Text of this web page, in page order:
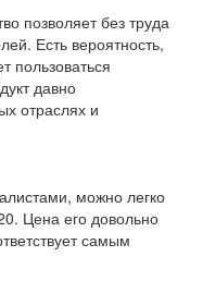
позволяет без труда
Есть вероятность,
пользоваться
давно
отраслях и
можно легко
Цена его довольно
самым